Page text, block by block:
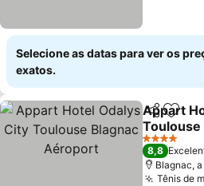
Selecione as datas para ver os
exatos.
Partilhar
Appart
Toulouse
Aéroport
4 Estrelas
8,8
Blagnac,
Tênis de